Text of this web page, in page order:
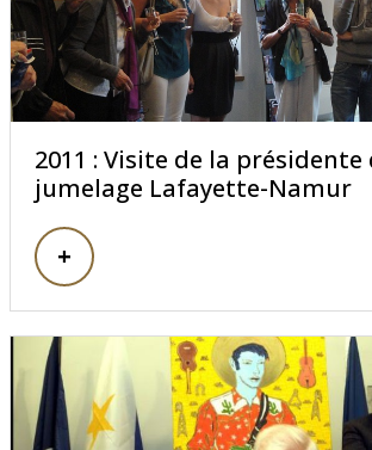
2011 : Visite de la présidente
jumelage Lafayette-Namur